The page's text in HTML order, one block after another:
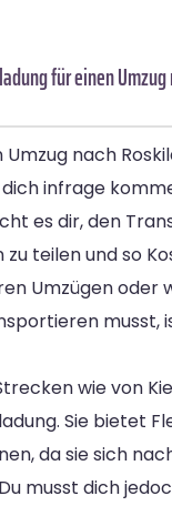
für einen
Umzug nach
infrage
es dir, den
teilen und so
Umzügen oder
musst,
wie von
Sie bietet
da sie sich
musst dich